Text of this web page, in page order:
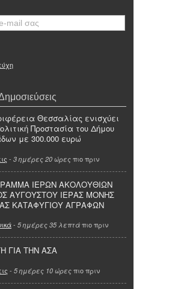
Θεσσαλίας ενισχύει
Προστασία του Δήμου
με 300.000 ευρώ
- 3 ημέρες 20 ώρες πιο πριν
ΙΕΡΩΝ ΑΚΟΛΟΥΘΙΩΝ
ΑΥΓΟΥΣΤΟΥ ΙΕΡΑΣ ΜΟΝΗΣ
ΚΑΤΑΦΥΓΙΟΥ ΑΓΡΑΦΩΝ
- 5 ημέρες 35 λεπτά πιο πριν
ΓΙΑ ΤΗΝ ΑΣΑ
- 5 ημέρες 10 ώρες πιο πριν